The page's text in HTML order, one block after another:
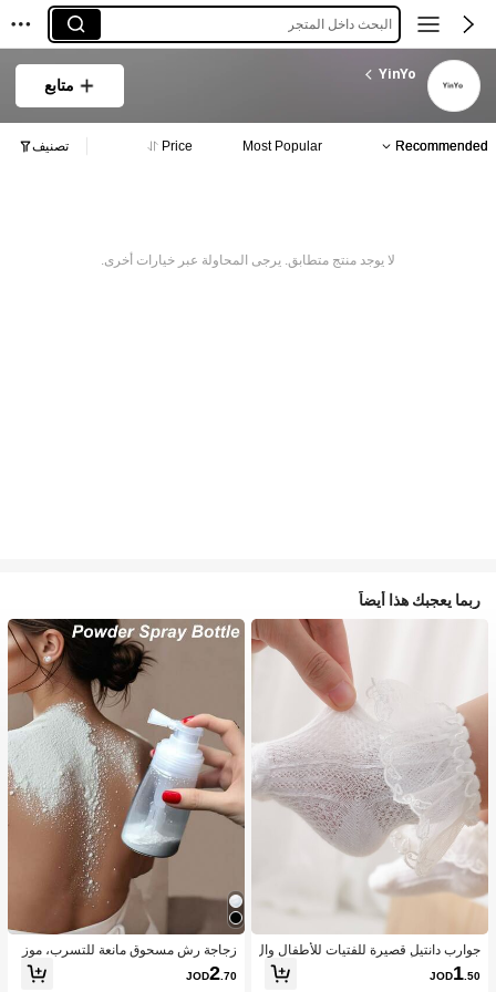
البحث داخل المتجر
YinYo
متابع
Recommended
Most Popular
Price تصنيف
لا يوجد منتج متطابق. يرجى المحاولة عبر خيارات أخرى.
ربما يعجبك هذا أيضاً
جوارب دانتيل قصيرة للفتيات للأطفال وال
رضع بنمط الأميرة اللطيفة، الخامة، مريح
ة ومتوفرة بتصميم دانتيل بأجنحة بيضاء و
JOD1.50
زجاجة رش مسحوق مانعة للتسرب، موز
ع مسحوق متعدد الاستخدامات، هزاز مس
حوق تالك منزلي محمول، حاوية قابلة لإعا
JOD2.70